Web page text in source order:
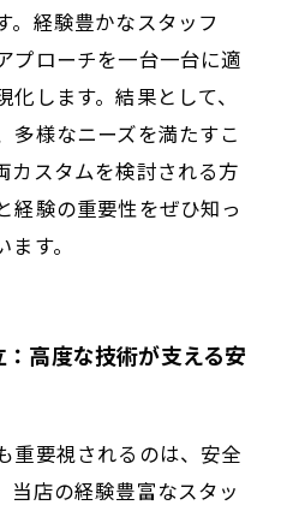
。経験豊かなスタッフ
プローチを一台一台に適
します。結果として、
多様なニーズを満たすこ
カスタムを検討される方
経験の重要性をぜひ知っ
す。
高度な技術が支える安
重要視されるのは、安全
当店の経験豊富なスタッ